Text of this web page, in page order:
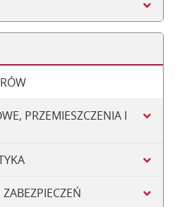
PRZEMIESZCZENIA I